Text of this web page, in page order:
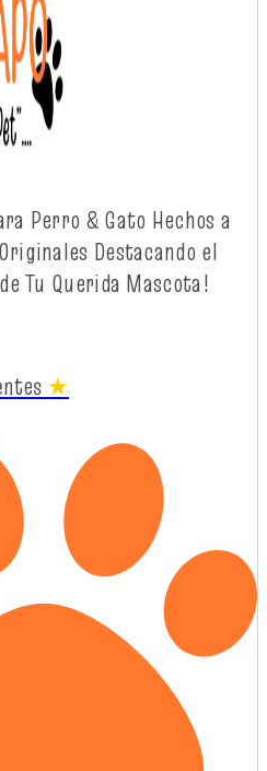
Perro & Gato Hechos a
Originales Destacando el
de Tu Querida Mascota!
★